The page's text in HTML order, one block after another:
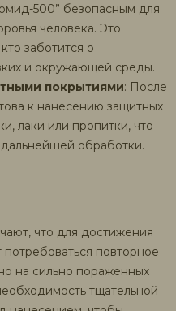
500” безопасным для
человека. Это
заботится о
и окружающей среды.
покрытиями: После
к нанесению защитных
лаки или пропитки, что
обработки.
что для достижения
повторное
на сильно пораженных
тщательной